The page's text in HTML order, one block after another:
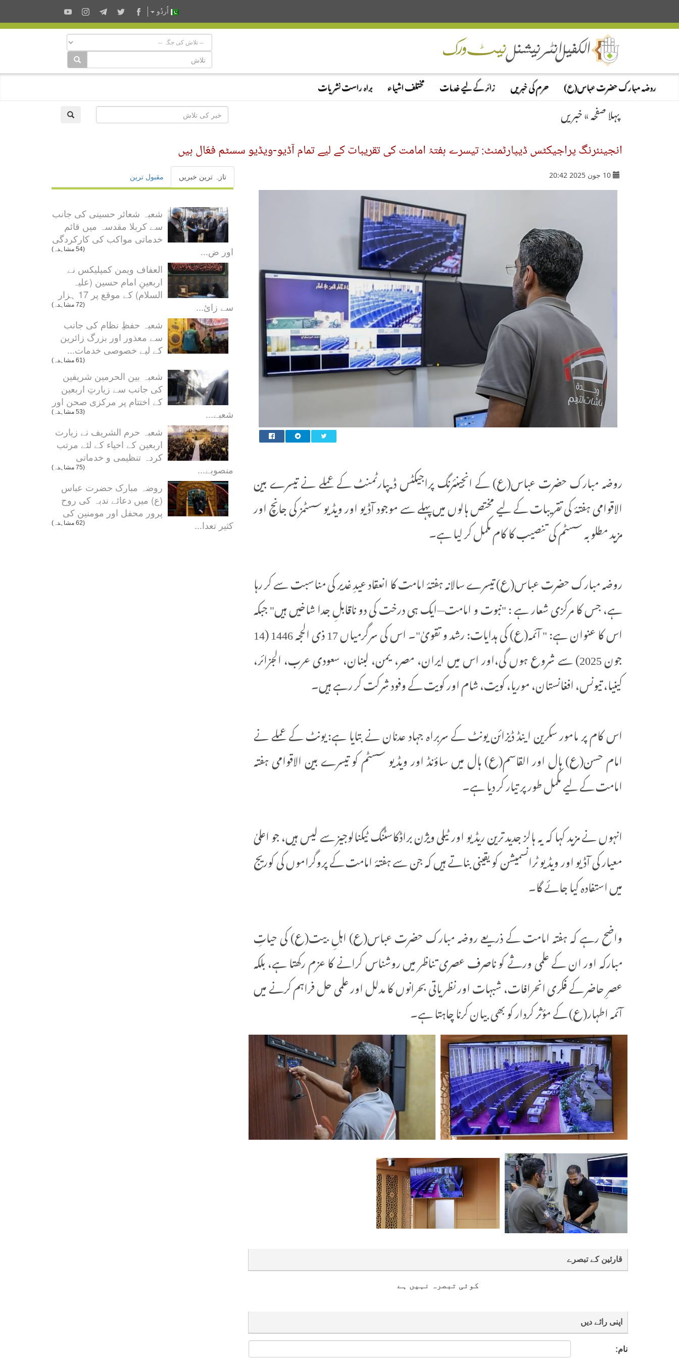
اُردُو
روضہ مبارک حضرت عباس(ع) حرم کی خبریں زائر کے لیے خدمات مختلف اشیاء براہ راست نشریات
پہلا صفحہ»خبریں
انجینئرنگ پراجیکٹس ڈیپارٹمنٹ: تیسرے ہفتۂ امامت کی تقریبات کے لیے تمام آڈیو-ویڈیو سسٹم فعّال ہیں
10 جون 2025 20:42
روضہ مبارک حضرت عباس(ع) کے انجینئرنگ پراجیکٹس ڈیپارٹمنٹ کے عملے نے تیسرے بین
الاقوامی ہفتۂ کی تقریبات کے لیے مختص ہالوں میں پہلے سے موجود آڈیو اور ویڈیو سسٹمز کی جانچ اور
مزید مطلوبہ سسٹم کی تنصیب کا کام مکمل کر لیا ہے۔
روضہ مبارک حضرت عباس(ع) تیسرے سالانہ ہفتۂ امامت کا انعقاد عیدِ غدیر کی مناسبت سے کر رہا
ہے، جس کا مرکزی شعار ہے : "نبوت و امامت—ایک ہی درخت کی دو ناقابلِ جدا شاخیں ہیں" جبکہ
اس کا عنوان ہے: " آئمہ(ع) کی ہدایات: رشد و تقویٰ"۔ اس کی سرگرمیاں 17 ذی الحجہ 1446 (14
جون 2025) سے شروع ہوں گی،اور اس میں ایران، مصر، یمن، لبنان، سعودی عرب، الجزائر،
کینیا، تیونس، افغانستان، موریا، کویت، شام اور کویت کے وفود شرکت کر رہے ہیں۔
اس کام پر مامور سکرین اینڈ ڈیزائن یونٹ کے سربراہ جہاد عدنان نے بتایا ہے: یونٹ کے عملے نے
امام حسن(ع) ہال اور القاسم(ع) ہال میں ساؤنڈ اور ویڈیو سسٹم کو تیسرے بین الاقوامی ہفتہ
امامت کے لیے مکمل طور پر تیار کر دیا ہے۔
انہوں نے مزید کہا کہ یہ ہالز جدید ترین ریڈیو اور ٹیلی ویژن براڈکاسٹنگ ٹیکنالوجیز سے لیس ہیں، جو اعلیٰ
معیار کی آڈیو اور ویڈیو ٹرانسمیشن کو یقینی بناتے ہیں کہ جن سے ہفتۂ امامت کے پروگراموں کی کوریج
میں استفادہ کیا جائے گا۔
واضح رہے کہ ہفتہ امامت کے ذریعے روضہ مبارک حضرت عباس(ع) اہلِ بیت(ع) کی حیاتِ
مبارکہ اور ان کے علمی ورثے کو ناصرف عصری تناظر میں روشناس کرانے کا عزم رکھتا ہے، بلکہ
عصرِ حاضر کے فکری انحرافات، شبہات اور نظریاتی بحرانوں کا مدلل اور علمی حل فراہم کرنے میں
آئمہ اطہار(ع) کے مؤثر کردار کو بھی بیان کرنا چاہتا ہے۔
قارئین کے تبصرے
کوئی تبصرہ نہیں ہے
اپنی رائے دیں
نام:
تازہ ترین خبریں مقبول ترین
شعبہ شعائر حسینی کی جانب
سے کربلا مقدسہ میں قائم
خدماتی مواکب کی کارکردگی
اور ض...
(54 مشاہدہ)
العفاف ویمن کمپلیکس نے
اربعینِ امام حسین (علیہ
السلام) کے موقع پر 17 ہزار
سے زائ...
(72 مشاہدہ)
شعبہ حفظِ نظام کی جانب
سے معذور اور بزرگ زائرین
کے لیے خصوصی خدمات...
(61 مشاہدہ)
شعبہ بین الحرمین شریفین
کی جانب سے زیارتِ اربعین
کے اختتام پر مرکزی صحن اور
شعبے...
(53 مشاہدہ)
شعبہ حرم الشریف نے زیارت
اربعین کے احیاء کے لئے مرتب
کردہ تنظیمی و خدماتی
منصوبے...
(75 مشاہدہ)
روضہ مبارک حضرت عباس
(ع) میں دعائے ندبہ کی روح
پرور محفل اور مومنین کی
کثیر تعدا...
(62 مشاہدہ)